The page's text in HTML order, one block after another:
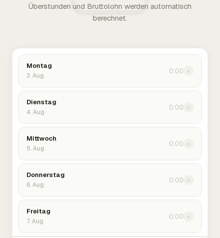
Überstunden und Bruttolohn werden automatisch
berechnet.
Montag
3. Aug.
0:00 ›
Dienstag
4. Aug.
0:00 ›
Mittwoch
5. Aug.
0:00 ›
Donnerstag
6. Aug.
0:00 ›
Freitag
7. Aug.
0:00 ›